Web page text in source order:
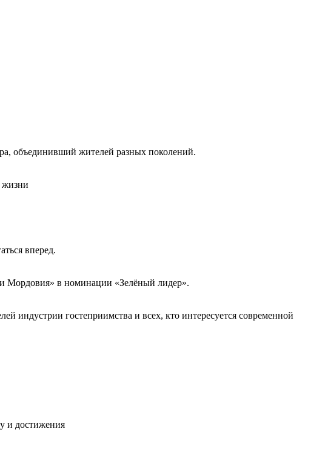
объединивший жителей разных поколений.
жизни
вперед.
Мордовия» в номинации «Зелёный лидер».
индустрии гостеприимства и всех, кто интересуется современной
и достижения